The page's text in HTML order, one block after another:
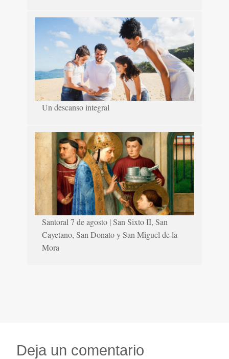
Un descanso integral
Santoral 7 de agosto | San Sixto II, San
Cayetano, San Donato y San Miguel de la
Mora
Deja un comentario